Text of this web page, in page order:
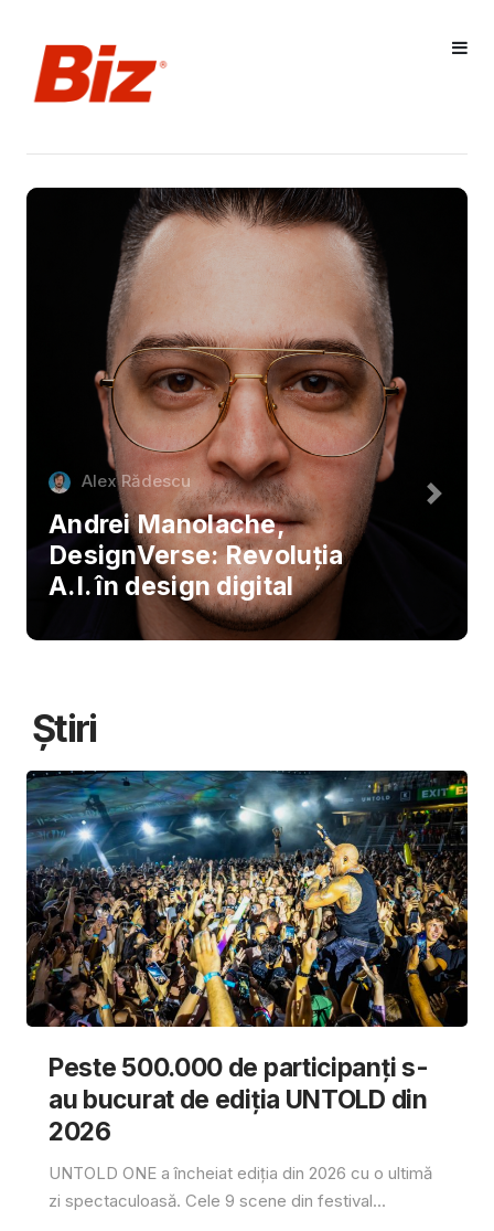
Alex Rădescu
Andrei Manolache,
DesignVerse: Revoluția
A.I. în design digital
Știri
Peste 500.000 de participanți s-
au bucurat de ediția UNTOLD din
2026
UNTOLD ONE a încheiat ediția din 2026 cu o ultimă
zi spectaculoasă. Cele 9 scene din festival...